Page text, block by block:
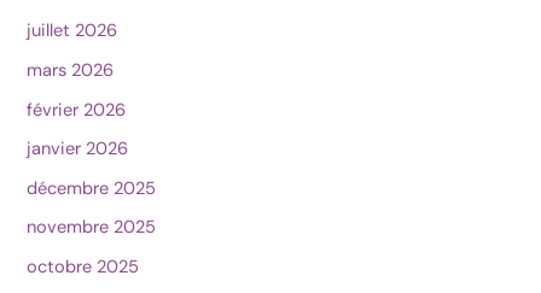
juillet 2026
mars 2026
février 2026
janvier 2026
décembre 2025
novembre 2025
octobre 2025